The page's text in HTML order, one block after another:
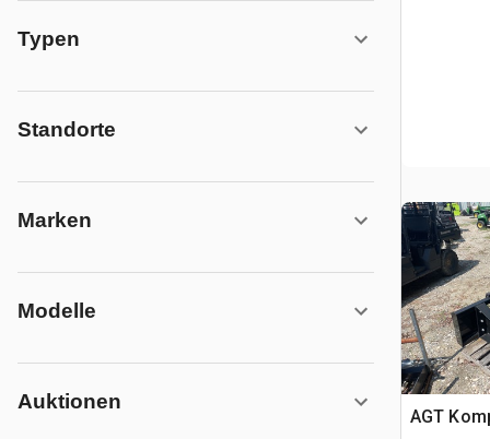
Typen
Standorte
Marken
Modelle
Auktionen
AGT